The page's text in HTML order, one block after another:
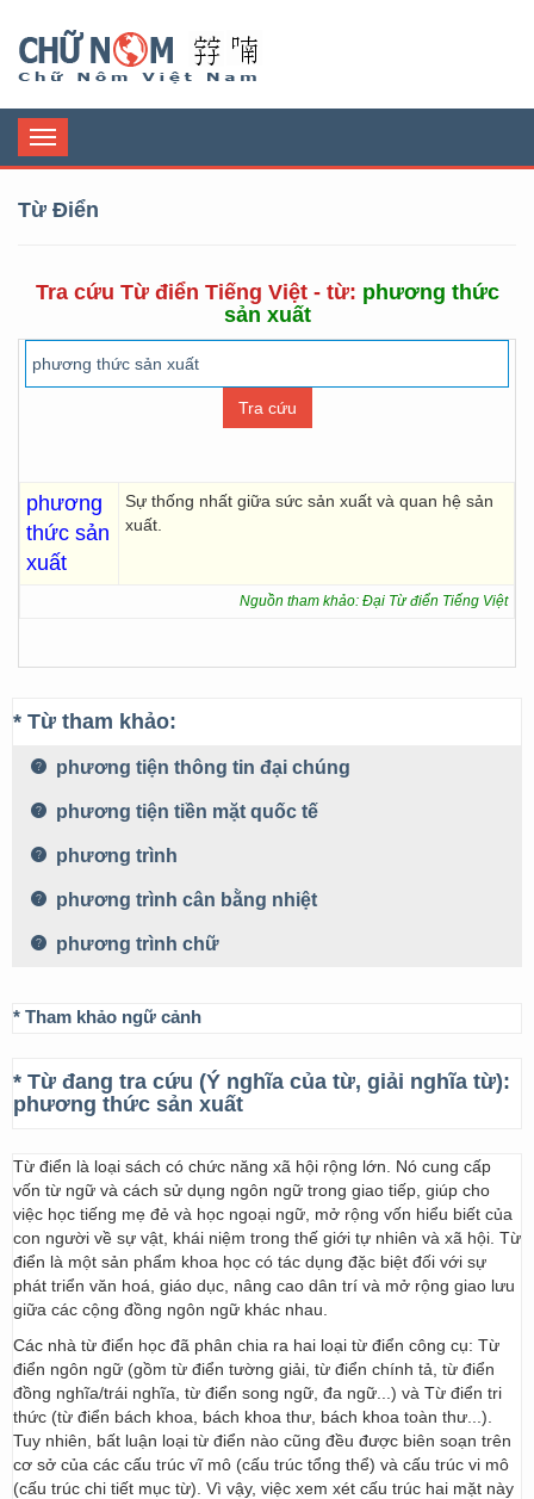
Toggle
navigation
Từ Điển
Tra cứu Từ điển Tiếng Việt - từ: phương thức
sản xuất
phương
thức sản
xuất
Sự thống nhất giữa sức sản xuất và quan hệ sản
xuất.
Nguồn tham khảo: Đại Từ điển Tiếng Việt
* Từ tham khảo:
phương tiện thông tin đại chúng
phương tiện tiền mặt quốc tế
phương trình
phương trình cân bằng nhiệt
phương trình chữ
* Tham khảo ngữ cảnh
* Từ đang tra cứu (Ý nghĩa của từ, giải nghĩa từ):
phương thức sản xuất
Từ điển là loại sách có chức năng xã hội rộng lớn. Nó cung cấp
vốn từ ngữ và cách sử dụng ngôn ngữ trong giao tiếp, giúp cho
việc học tiếng mẹ đẻ và học ngoại ngữ, mở rộng vốn hiểu biết của
con người về sự vật, khái niệm trong thế giới tự nhiên và xã hội. Từ
điển là một sản phẩm khoa học có tác dụng đặc biệt đối với sự
phát triển văn hoá, giáo dục, nâng cao dân trí và mở rộng giao lưu
giữa các cộng đồng ngôn ngữ khác nhau.
Các nhà từ điển học đã phân chia ra hai loại từ điển công cụ: Từ
điển ngôn ngữ (gồm từ điển tường giải, từ điển chính tả, từ điển
đồng nghĩa/trái nghĩa, từ điển song ngữ, đa ngữ...) và Từ điển tri
thức (từ điển bách khoa, bách khoa thư, bách khoa toàn thư...).
Tuy nhiên, bất luận loại từ điển nào cũng đều được biên soạn trên
cơ sở của các cấu trúc vĩ mô (cấu trúc tổng thể) và cấu trúc vi mô
(cấu trúc chi tiết mục từ). Vì vậy, việc xem xét cấu trúc hai mặt này